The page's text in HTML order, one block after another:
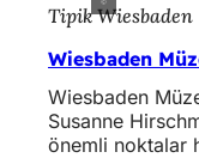
Tipik Wiesbaden
Wiesbaden
Wiesbaden
Susanne
önemli noktalar